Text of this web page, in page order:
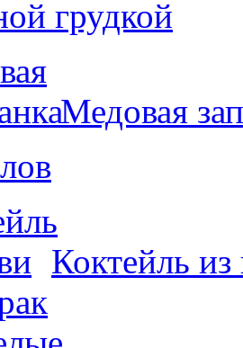
грудкой
Медовая
Коктейль из